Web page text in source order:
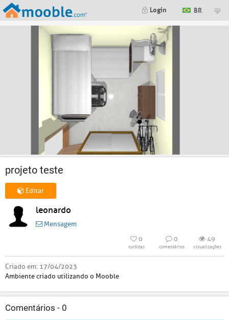
Login BR
projeto teste
Editar
leonardo
Mensagem
0
curtidas
0
comentários
49
visualizações
Criado em: 17/04/2023
Ambiente criado utilizando o Mooble
Comentários - 0